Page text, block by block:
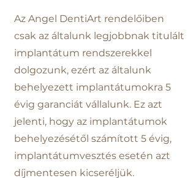
Az Angel DentiArt rendelőiben
csak az általunk legjobbnak titulált
implantátum rendszerekkel
dolgozunk, ezért az általunk
behelyezett implantátumokra 5
évig garanciát vállalunk. Ez azt
jelenti, hogy az implantátumok
behelyezésétől számított 5 évig,
implantátumvesztés esetén azt
díjmentesen kicseréljük.